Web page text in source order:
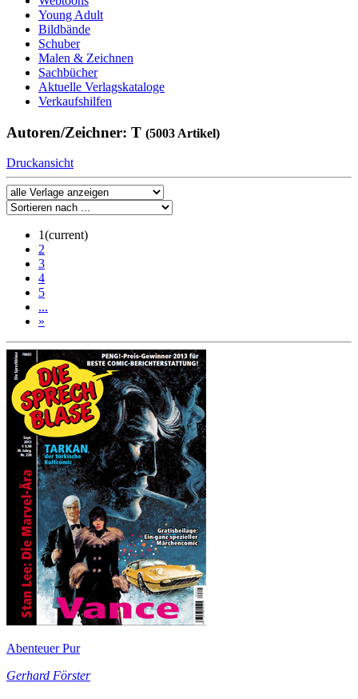
Young Adult
Bildbände
Schuber
Malen & Zeichnen
Sachbücher
Aktuelle Verlagskataloge
Verkaufshilfen
Autoren/Zeichner: T (5003 Artikel)
Druckansicht
1(current)
2
3
4
5
...
»
Abenteuer Pur
Gerhard Förster